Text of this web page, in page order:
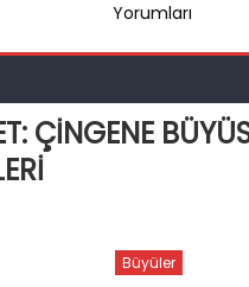
Yorumları
ÇINGENE
Büyüler